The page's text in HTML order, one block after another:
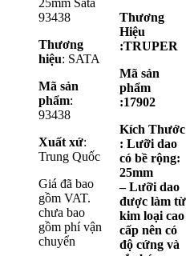
93438
Thương
hiệu: SATA
Mã sản
phẩm:
93438
Xuất xứ:
Trung Quốc
Giá đã bao
gồm VAT.
chưa bao
gồm phí vận
chuyển
Thương
Hiệu
:TRUPER
Mã sản
phẩm
:17902
Kích Thước
: Lưỡi dao
có bề rộng:
25mm
– Lưỡi dao
được làm từ
kim loại cao
cấp nên có
độ cứng và